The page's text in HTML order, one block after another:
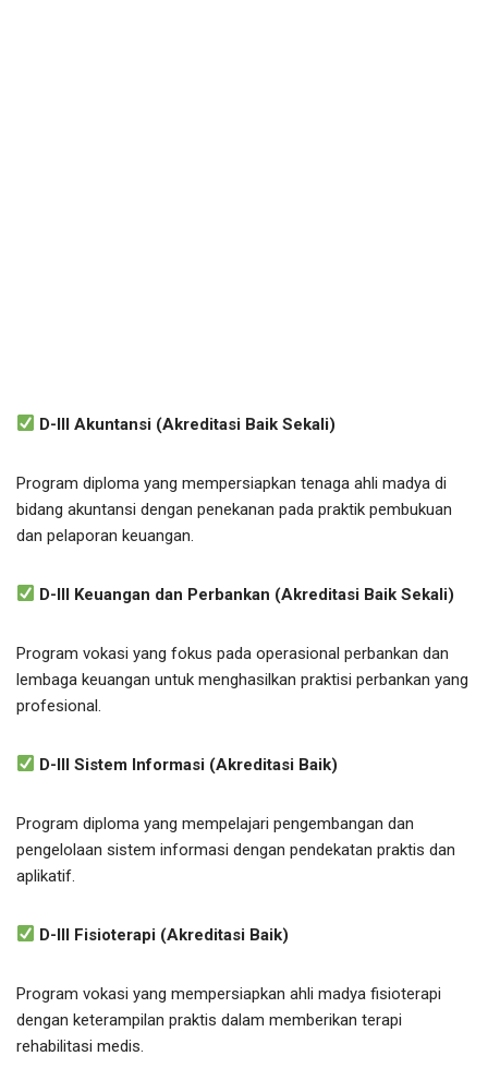
D-III Akuntansi (Akreditasi Baik Sekali)
Program diploma yang mempersiapkan tenaga ahli madya di
bidang akuntansi dengan penekanan pada praktik pembukuan
dan pelaporan keuangan.
D-III Keuangan dan Perbankan (Akreditasi Baik Sekali)
Program vokasi yang fokus pada operasional perbankan dan
lembaga keuangan untuk menghasilkan praktisi perbankan yang
profesional.
D-III Sistem Informasi (Akreditasi Baik)
Program diploma yang mempelajari pengembangan dan
pengelolaan sistem informasi dengan pendekatan praktis dan
aplikatif.
D-III Fisioterapi (Akreditasi Baik)
Program vokasi yang mempersiapkan ahli madya fisioterapi
dengan keterampilan praktis dalam memberikan terapi
rehabilitasi medis.